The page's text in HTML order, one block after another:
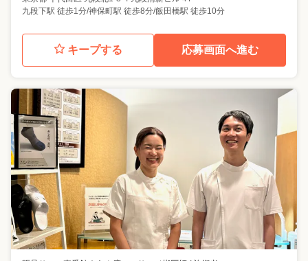
九段下駅 徒歩1分/神保町駅 徒歩8分/飯田橋駅 徒歩10分
キープする 応募画面へ進む